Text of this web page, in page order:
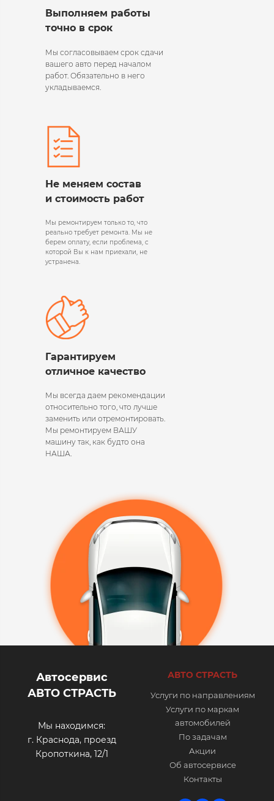
Выполняем работы
точно в срок
Мы согласовываем срок сдачи
вашего авто перед началом
работ. Обязательно в него
укладываемся.
Мы ремонтируем только то, что
реально требует ремонта. Мы не
берем оплату, если проблема, с
которой Вы к нам приехали, не
устранена.
Не меняем состав
и стоимость работ
Гарантируем
отличное качество
Мы всегда даем рекомендации
относительно того, что лучше
заменить или отремонтировать.
Мы ремонтируем ВАШУ
машину так, как будто она
НАША.​
Автосервис
АВТО СТРАСТЬ
Мы находимся:
г. Краснода, проезд
Кропоткина, 12/1
АВТО СТРАСТЬ
Услуги по направлениям
Услуги по маркам
автомобилей
По задачам
Акции
Об автосервисе
Контакты